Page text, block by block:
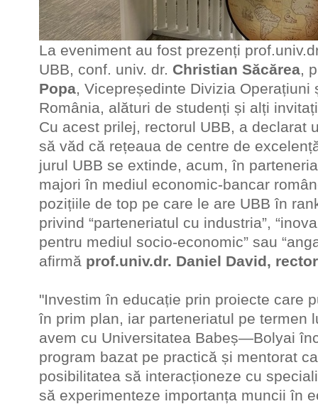
La eveniment au fost prezenți
UBB, conf. univ. dr. Christian Săcărea,
Popa, Vicepreședinte Divizia Operațiuni
România, alături de studenți și alți
Cu acest prilej, rectorul UBB, a declarat
să văd că rețeaua de centre de
jurul UBB se extinde, acum, în
majori în mediul economic-bancar
pozițiile de top pe care le are UBB în
privind “parteneriatul cu industria”,
pentru mediul socio-economic” sau
afirmă prof.univ.dr. Daniel David,
"Investim în educație prin proiecte care
în prim plan, iar parteneriatul pe termen
avem cu Universitatea Babeș—Bolyai
program bazat pe practică și mentorat
posibilitatea să interacționeze cu
să experimenteze importanța muncii în